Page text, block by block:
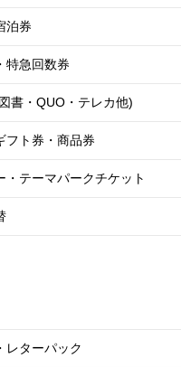
泊券
特急回数券
書・QUO・テレカ他)
フト券・商品券
・テーマパークチケット
レターパック